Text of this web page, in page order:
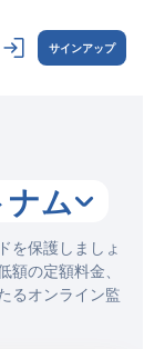
サインアップ
ム
を保護しましょ
額の定額料金、
るオンライン監